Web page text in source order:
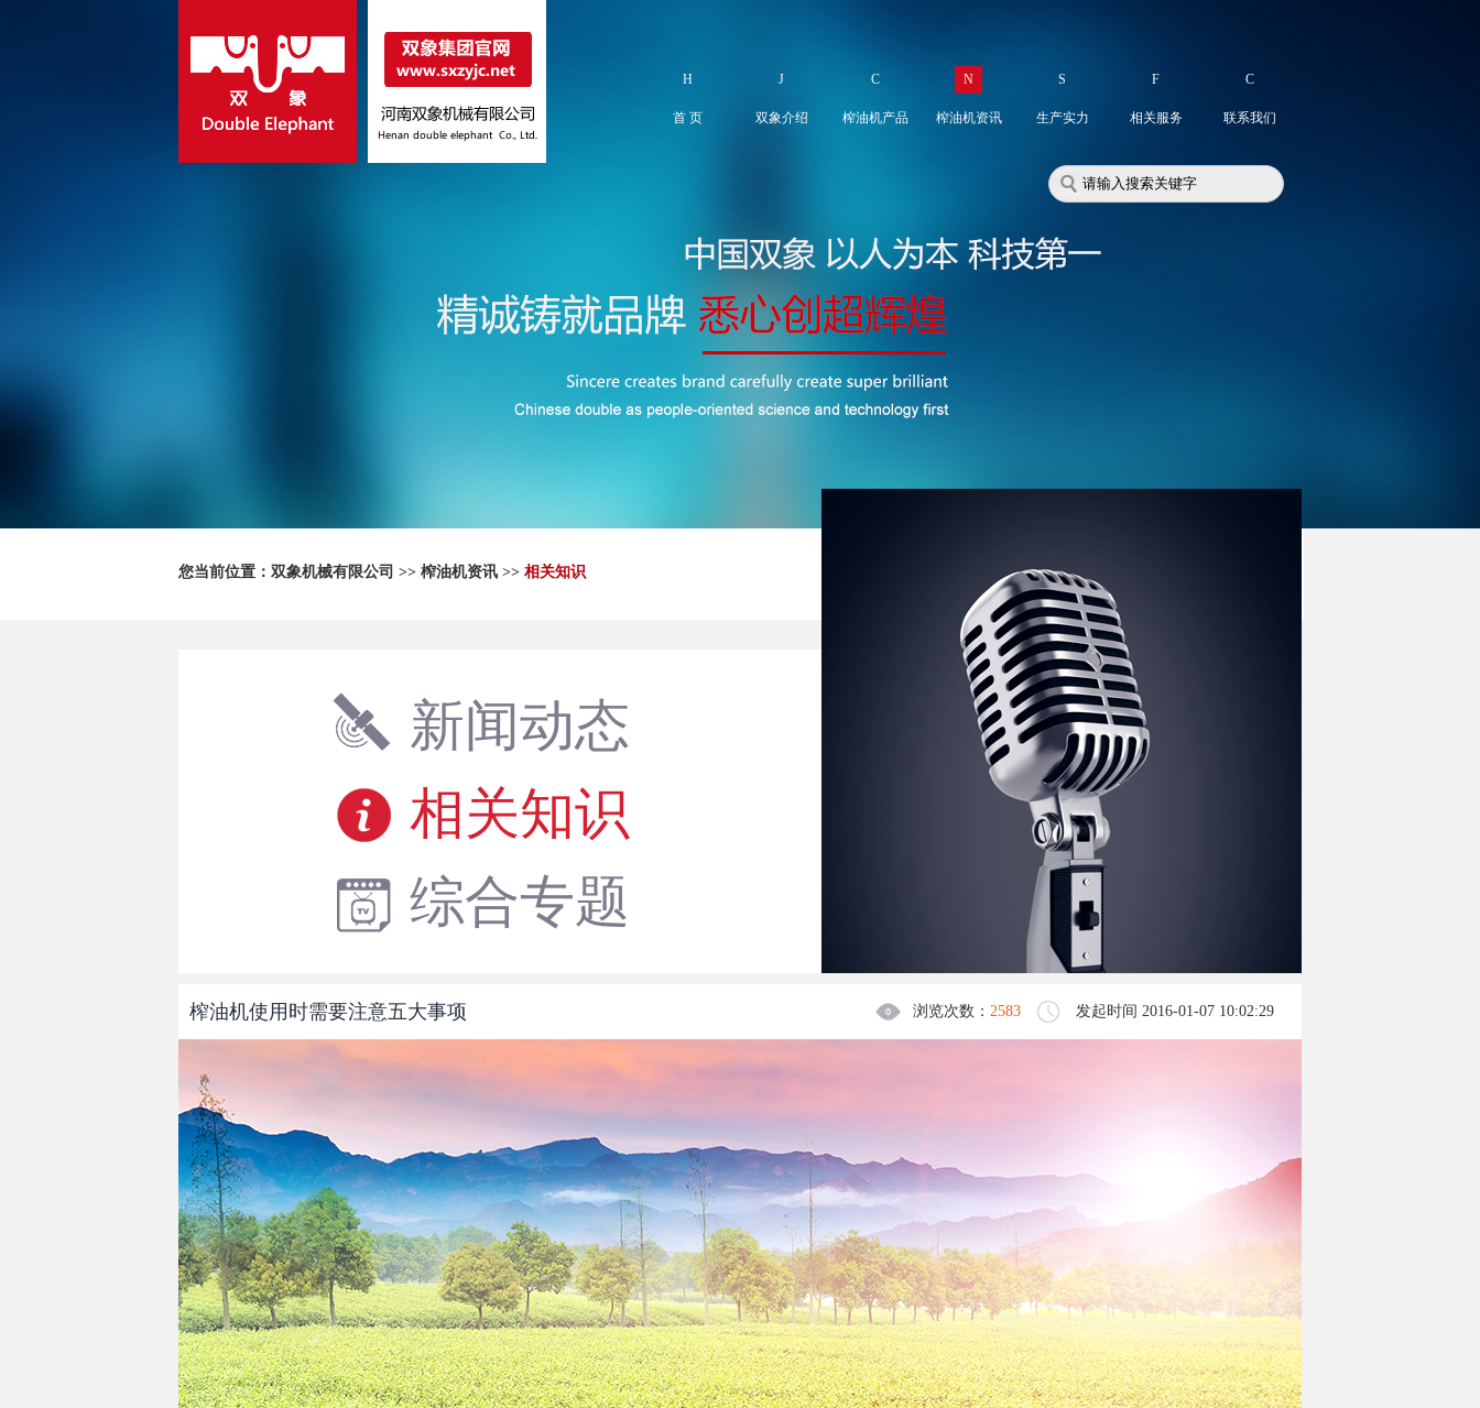
H
首 页
J
双象介绍
C
榨油机产品
N
榨油机资讯
S
生产实力
F
相关服务
C
联系我们
新闻动态
相关知识
综合专题
您当前位置： 双象机械有限公司 >> 榨油机资讯 >> 相关知识
发起时间 2016-01-07 10:02:29
浏览次数： 2583
榨油机使用时需要注意五大事项